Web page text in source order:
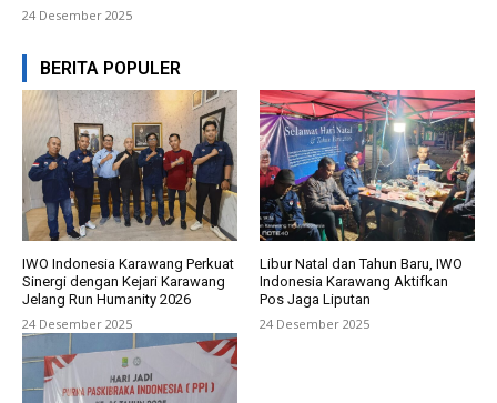
24 Desember 2025
BERITA POPULER
IWO Indonesia Karawang Perkuat
Sinergi dengan Kejari Karawang
Jelang Run Humanity 2026
24 Desember 2025
Libur Natal dan Tahun Baru, IWO
Indonesia Karawang Aktifkan
Pos Jaga Liputan
24 Desember 2025